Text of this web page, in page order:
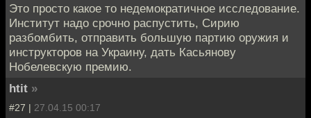
Это просто какое то недемократичное исследование.
Институт надо срочно распустить, Сирию
разбомбить, отправить большую партию оружия и
инструкторов на Украину, дать Касьянову
Нобелевскую премию.
htit »
#27 | 27.04.15 00:17